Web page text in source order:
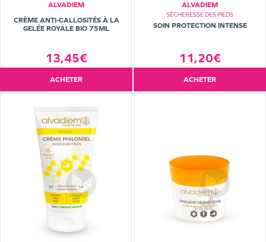
ALVADIEM
CRÈME ANTI-CALLOSITÉS À LA
GELÉE ROYALE BIO 75ML
13,45€
ACHETER
ALVADIEM
SÉCHERESSE DES PIEDS
SOIN PROTECTION INTENSE
11,20€
ACHETER